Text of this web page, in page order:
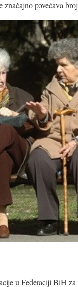
povećava
u Federaciji BiH za